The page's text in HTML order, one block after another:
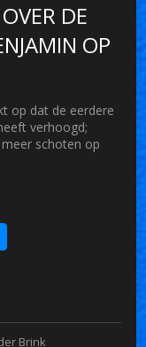
DE
OP
op dat de eerdere
verhoogd;
schoten op
Brink